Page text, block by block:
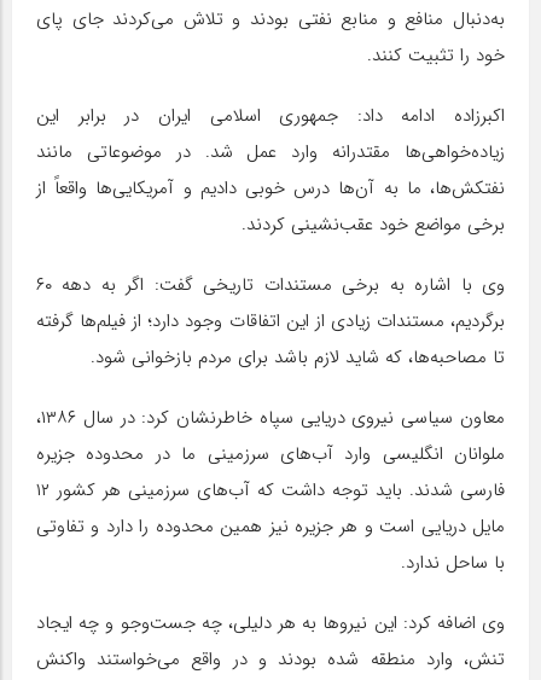
به‌دنبال منافع و منابع نفتی بودند و تلاش می‌کردند جای پای
خود را تثبیت کنند.
اکبرزاده ادامه داد: جمهوری اسلامی ایران در برابر این
زیاده‌خواهی‌ها مقتدرانه وارد عمل شد. در موضوعاتی مانند
نفتکش‌ها، ما به آن‌ها درس خوبی دادیم و آمریکایی‌ها واقعاً از
برخی مواضع خود عقب‌نشینی کردند.
وی با اشاره به برخی مستندات تاریخی گفت: اگر به دهه ۶۰
برگردیم، مستندات زیادی از این اتفاقات وجود دارد؛ از فیلم‌ها گرفته
تا مصاحبه‌ها، که شاید لازم باشد برای مردم بازخوانی شود.
معاون سیاسی نیروی دریایی سپاه خاطرنشان کرد: در سال ۱۳۸۶،
ملوانان انگلیسی وارد آب‌های سرزمینی ما در محدوده جزیره
فارسی شدند. باید توجه داشت که آب‌های سرزمینی هر کشور ۱۲
مایل دریایی است و هر جزیره نیز همین محدوده را دارد و تفاوتی
با ساحل ندارد.
وی اضافه کرد: این نیروها به هر دلیلی، چه جست‌وجو و چه ایجاد
تنش، وارد منطقه شده بودند و در واقع می‌خواستند واکنش